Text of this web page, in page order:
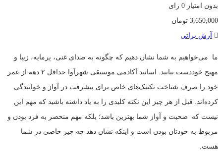
بدون امتیاز 0 رای
3,650,000 تومان
آرش براتی
ما می‌خواهیم به شما نشان دهیم که چگونه به صدای غنی، پرمایه، زیبا و
مهیج خوددست بیابید. اساتید آکادمی موسیقی شهرآوا حداقل ۲ دهه از عمر
خود را صرف شناخت تکنیک‌های خاص برای پیشرفت در آواز و خوانندگی
کرده‌اند. قبل از هر چیز این نکته کلیدی را به یاد داشته باشید که مهم این
نیست که صحبت و آواز شما بهترین باشد؛ بلکه مهم منحصر به فرد بودن و
مربوط به خودتان بودن است و اینکه نشان دهد چه چیز خاصی در شما
هست.